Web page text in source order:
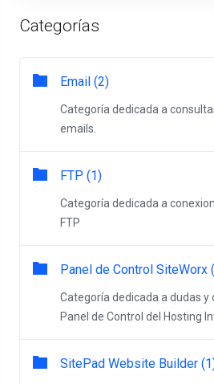
Categorías
Email (2)
Categoría dedicada a
emails.
FTP (1)
Categoría dedicada a
FTP
Panel de Control SiteWorx
Categoría dedicada a dudas y
Panel de Control del Hosting
SitePad Website Builder